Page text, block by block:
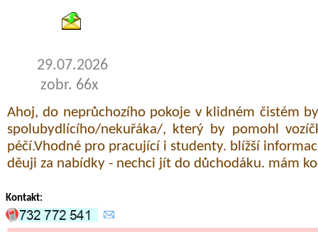
29.07.2026
zobr. 66x
Ahoj, do neprůchozího pokoje v klidném čistém
spolubydlícího/nekuřáka/, který by pomohl
péčí.Vhodné pro pracující i studenty. blížší
děuji za nabídky - nechci jít do důchodáku. mám
Kontakt: